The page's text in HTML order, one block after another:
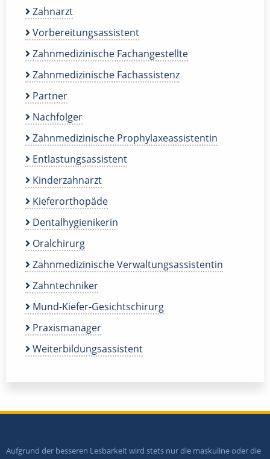
Zahnarzt
Vorbereitungsassistent
Zahnmedizinische Fachangestellte
Zahnmedizinische Fachassistenz
Partner
Nachfolger
Zahnmedizinische Prophylaxeassistentin
Entlastungsassistent
Kinderzahnarzt
Kieferorthopäde
Dentalhygienikerin
Oralchirurg
Zahnmedizinische Verwaltungsassistentin
Zahntechniker
Mund-Kiefer-Gesichtschirurg
Praxismanager
Weiterbildungsassistent
Aufgrund der besseren Lesbarkeit wird stets nur die maskuline oder die